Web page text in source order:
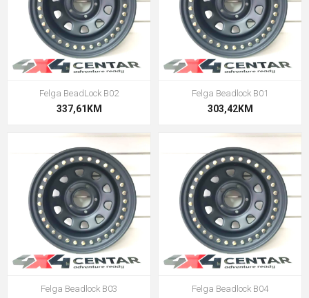
Felga BeadLock B02
337,61KM
Felga Beadlock B01
303,42KM
Felga Beadlock B03 Felga Beadlock B04